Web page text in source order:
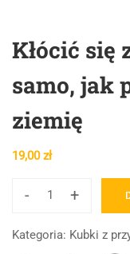
Kłócić się
samo, jak
ziemię
19,00zł
-
ilość
się
+
Kategoria: Kubki z